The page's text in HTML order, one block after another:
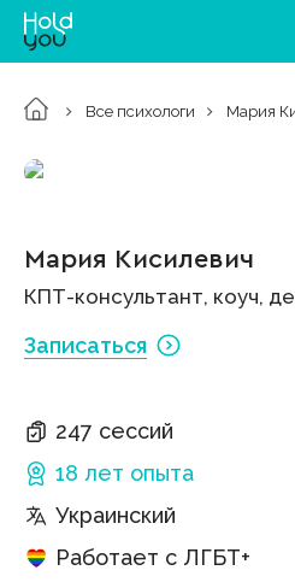
Все психологи Мария
Мария Кисилевич
КПТ-консультант, коуч,
Записаться
247 сессий
18 лет опыта
Украинский
Работает с ЛГБТ+